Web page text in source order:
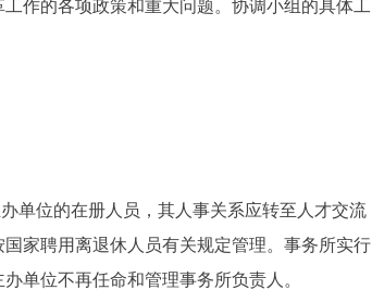
作的各项政策和重大问题。协调小组的具体工
位的在册人员，其人事关系应转至人才交流
家聘用离退休人员有关规定管理。事务所实行
单位不再任命和管理事务所负责人。